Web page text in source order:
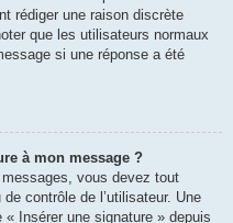
rédiger une raison discrète
que les utilisateurs normaux
si une réponse a été
à mon message ?
vous devez tout
contrôle de l’utilisateur. Une
Insérer une signature » depuis